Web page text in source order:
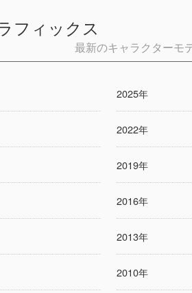
フィックス
最新のキャラクターモ
2025年
2022年
2019年
2016年
2013年
2010年